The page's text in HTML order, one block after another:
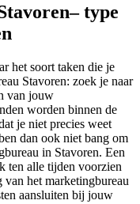
type
het soort taken die je
Stavoren: zoek je naar
van jouw
worden binnen de
je niet precies weet
dan ook niet bang om
in Stavoren. Een
ten alle tijden voorzien
van het marketingbureau
aansluiten bij jouw